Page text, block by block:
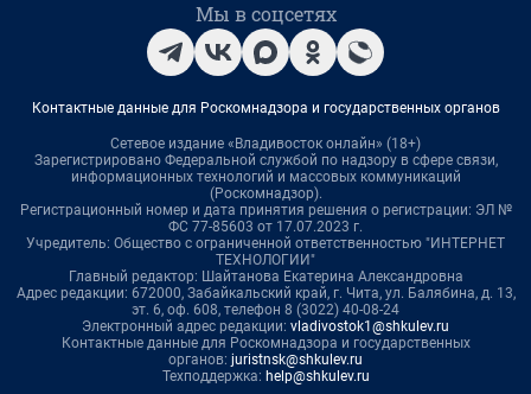
Мы в соцсетях
Контактные данные для Роскомнадзора и государственных органов
Сетевое издание «Владивосток онлайн» (18+)
Зарегистрировано Федеральной службой по надзору в сфере связи,
информационных технологий и массовых коммуникаций
(Роскомнадзор).
Регистрационный номер и дата принятия решения о регистрации: ЭЛ №
ФС 77-85603 от 17.07.2023 г.
Учредитель: Общество с ограниченной ответственностью "ИНТЕРНЕТ
ТЕХНОЛОГИИ"
Главный редактор: Шайтанова Екатерина Александровна
Адрес редакции: 672000, Забайкальский край, г. Чита, ул. Балябина, д. 13,
эт. 6, оф. 608, телефон 8 (3022) 40-08-24
Электронный адрес редакции: vladivostok1@shkulev.ru
Контактные данные для Роскомнадзора и государственных
органов: juristnsk@shkulev.ru
Техподдержка: help@shkulev.ru